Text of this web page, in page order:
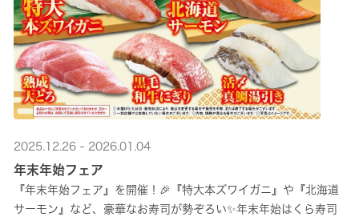
2025.12.26 - 2026.01.04
年末年始フェア
『年末年始フェア』を開催！🎉『特大本ズワイガニ』や『北海道
サーモン』など、豪華なお寿司が勢ぞろい✨年末年始はくら寿司